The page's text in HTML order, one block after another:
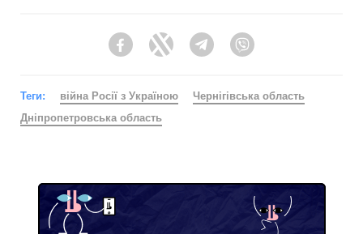
FacebookTwitter Telegram
Теги: війна Росії з Україною
Чернігівська область
Дніпропетровська область